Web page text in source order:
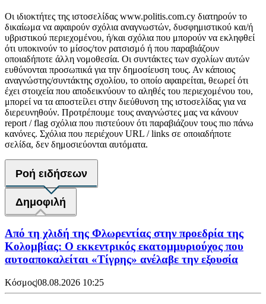
Οι ιδιοκτήτες της ιστοσελίδας www.politis.com.cy διατηρούν το
δικαίωμα να αφαιρούν σχόλια αναγνωστών, δυσφημιστικού και/ή
υβριστικού περιεχομένου, ή/και σχόλια που μπορούν να εκληφθεί
ότι υποκινούν το μίσος/τον ρατσισμό ή που παραβιάζουν
οποιαδήποτε άλλη νομοθεσία. Οι συντάκτες των σχολίων αυτών
ευθύνονται προσωπικά για την δημοσίευση τους. Αν κάποιος
αναγνώστης/συντάκτης σχολίου, το οποίο αφαιρείται, θεωρεί ότι
έχει στοιχεία που αποδεικνύουν το αληθές του περιεχομένου του,
μπορεί να τα αποστείλει στην διεύθυνση της ιστοσελίδας για να
διερευνηθούν. Προτρέπουμε τους αναγνώστες μας να κάνουν
report / flag σχόλια που πιστεύουν ότι παραβιάζουν τους πιο πάνω
κανόνες. Σχόλια που περιέχουν URL / links σε οποιαδήποτε
σελίδα, δεν δημοσιεύονται αυτόματα.
Ροή ειδήσεων
Δημοφιλή
Από τη χλιδή της Φλωρεντίας στην προεδρία της
Κολομβίας: Ο εκκεντρικός εκατομμυριούχος που
αυτοαποκαλείται «Τίγρης» ανέλαβε την εξουσία
Κόσμος|08.08.2026 10:25